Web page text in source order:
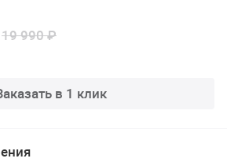
19 990 ₽
в 1 клик